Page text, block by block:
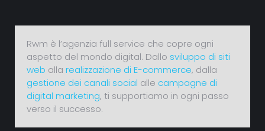
Rwm è l’agenzia full service che copre ogni
aspetto del mondo digital. Dallo sviluppo di siti
web alla realizzazione di E-commerce, dalla
gestione dei canali social alle campagne di
digital marketing, ti supportiamo in ogni passo
verso il successo.